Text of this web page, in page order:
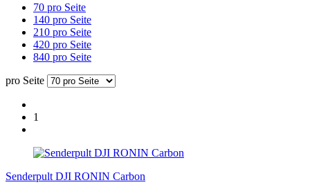
70 pro Seite
140 pro Seite
210 pro Seite
420 pro Seite
840 pro Seite
pro Seite
1
Senderpult DJI RONIN Carbon